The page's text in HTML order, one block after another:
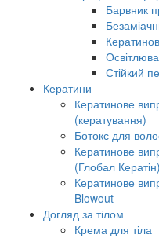
Барвник
Стійкий
Кератини
Кератинове
(кератування)
Ботокс для
Кератинове
(Глобал Кератін)
Кератинове
Blowout
Догляд за тілом
Крема для тіла